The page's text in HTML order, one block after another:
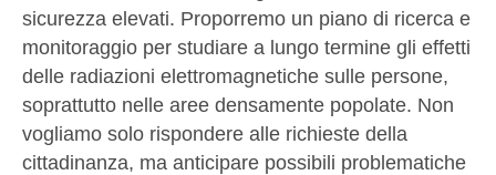
sicurezza elevati. Proporremo un piano di ricerca e
monitoraggio per studiare a lungo termine gli effetti
delle radiazioni elettromagnetiche sulle persone,
soprattutto nelle aree densamente popolate. Non
vogliamo solo rispondere alle richieste della
cittadinanza, ma anticipare possibili problematiche